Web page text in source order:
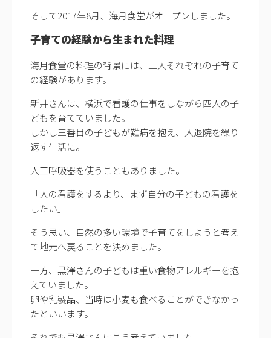
そして2017年8月、海月食堂がオープンしました。
子育ての経験から生まれた料理
海月食堂の料理の背景には、二人それぞれの子育て
の経験があります。
新井さんは、横浜で看護の仕事をしながら四人の子
どもを育てていました。
しかし三番目の子どもが難病を抱え、入退院を繰り
返す生活に。
人工呼吸器を使うこともありました。
「人の看護をするより、まず自分の子どもの看護を
したい」
そう思い、自然の多い環境で子育てをしようと考え
て地元へ戻ることを決めました。
一方、黒澤さんの子どもは重い食物アレルギーを抱
えていました。
卵や乳製品、当時は小麦も食べることができなかっ
たといいます。